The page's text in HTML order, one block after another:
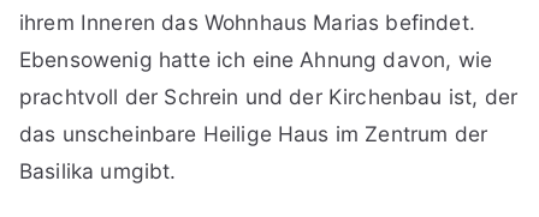
ihrem Inneren das Wohnhaus Marias befindet.
Ebensowenig hatte ich eine Ahnung davon, wie
prachtvoll der Schrein und der Kirchenbau ist, der
das unscheinbare Heilige Haus im Zentrum der
Basilika umgibt.